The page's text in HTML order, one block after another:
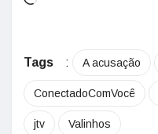
Tags : A acusação
ConectadoComVocê
jtv Valinhos